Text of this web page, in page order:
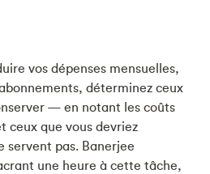
vos dépenses mensuelles,
déterminez ceux
— en notant les coûts
ceux que vous devriez
servent pas. Banerjee
une heure à cette tâche,